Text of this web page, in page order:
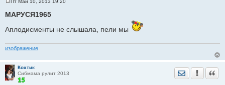
о
о
щ
и
Пт Май 10, 2013 19:20
МАРУСЯ1965
Аплодисменты не слышала, пели мы
изображение
Кохтик
Сибмама рулит 2013
Отправить